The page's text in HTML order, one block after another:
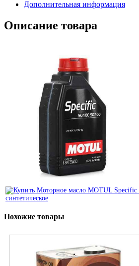
Дополнительная информация
Описание товара
Похожие товары